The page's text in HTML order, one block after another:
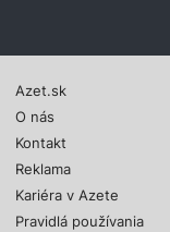
Azet.sk
O nás
Kontakt
Reklama
Kariéra v Azete
Pravidlá používania